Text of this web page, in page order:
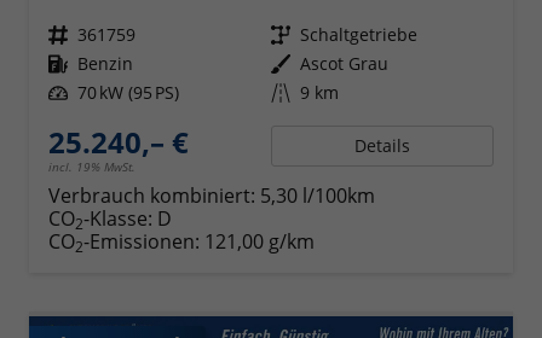
Fahrzeugnr. 361759 Getriebe Schaltgetriebe
Kraftstoff Benzin Außenfarbe Ascot Grau
Leistung 70 kW (95 PS) Kilometerstand 9 km
25.240,– €
incl. 19% MwSt.
Details
Verbrauch kombiniert: 5,30 l/100km
CO2-Klasse: D
CO2-Emissionen: 121,00 g/km